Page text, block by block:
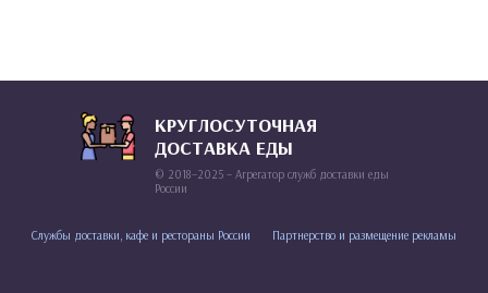
КРУГЛОСУТОЧНАЯ
ДОСТАВКА ЕДЫ
© 2018–2025 – Агрегатор служб доставки еды
России
Службы доставки, кафе и рестораны России Партнерство и размещение рекламы